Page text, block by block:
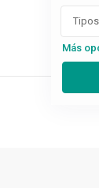
Tipos
Más